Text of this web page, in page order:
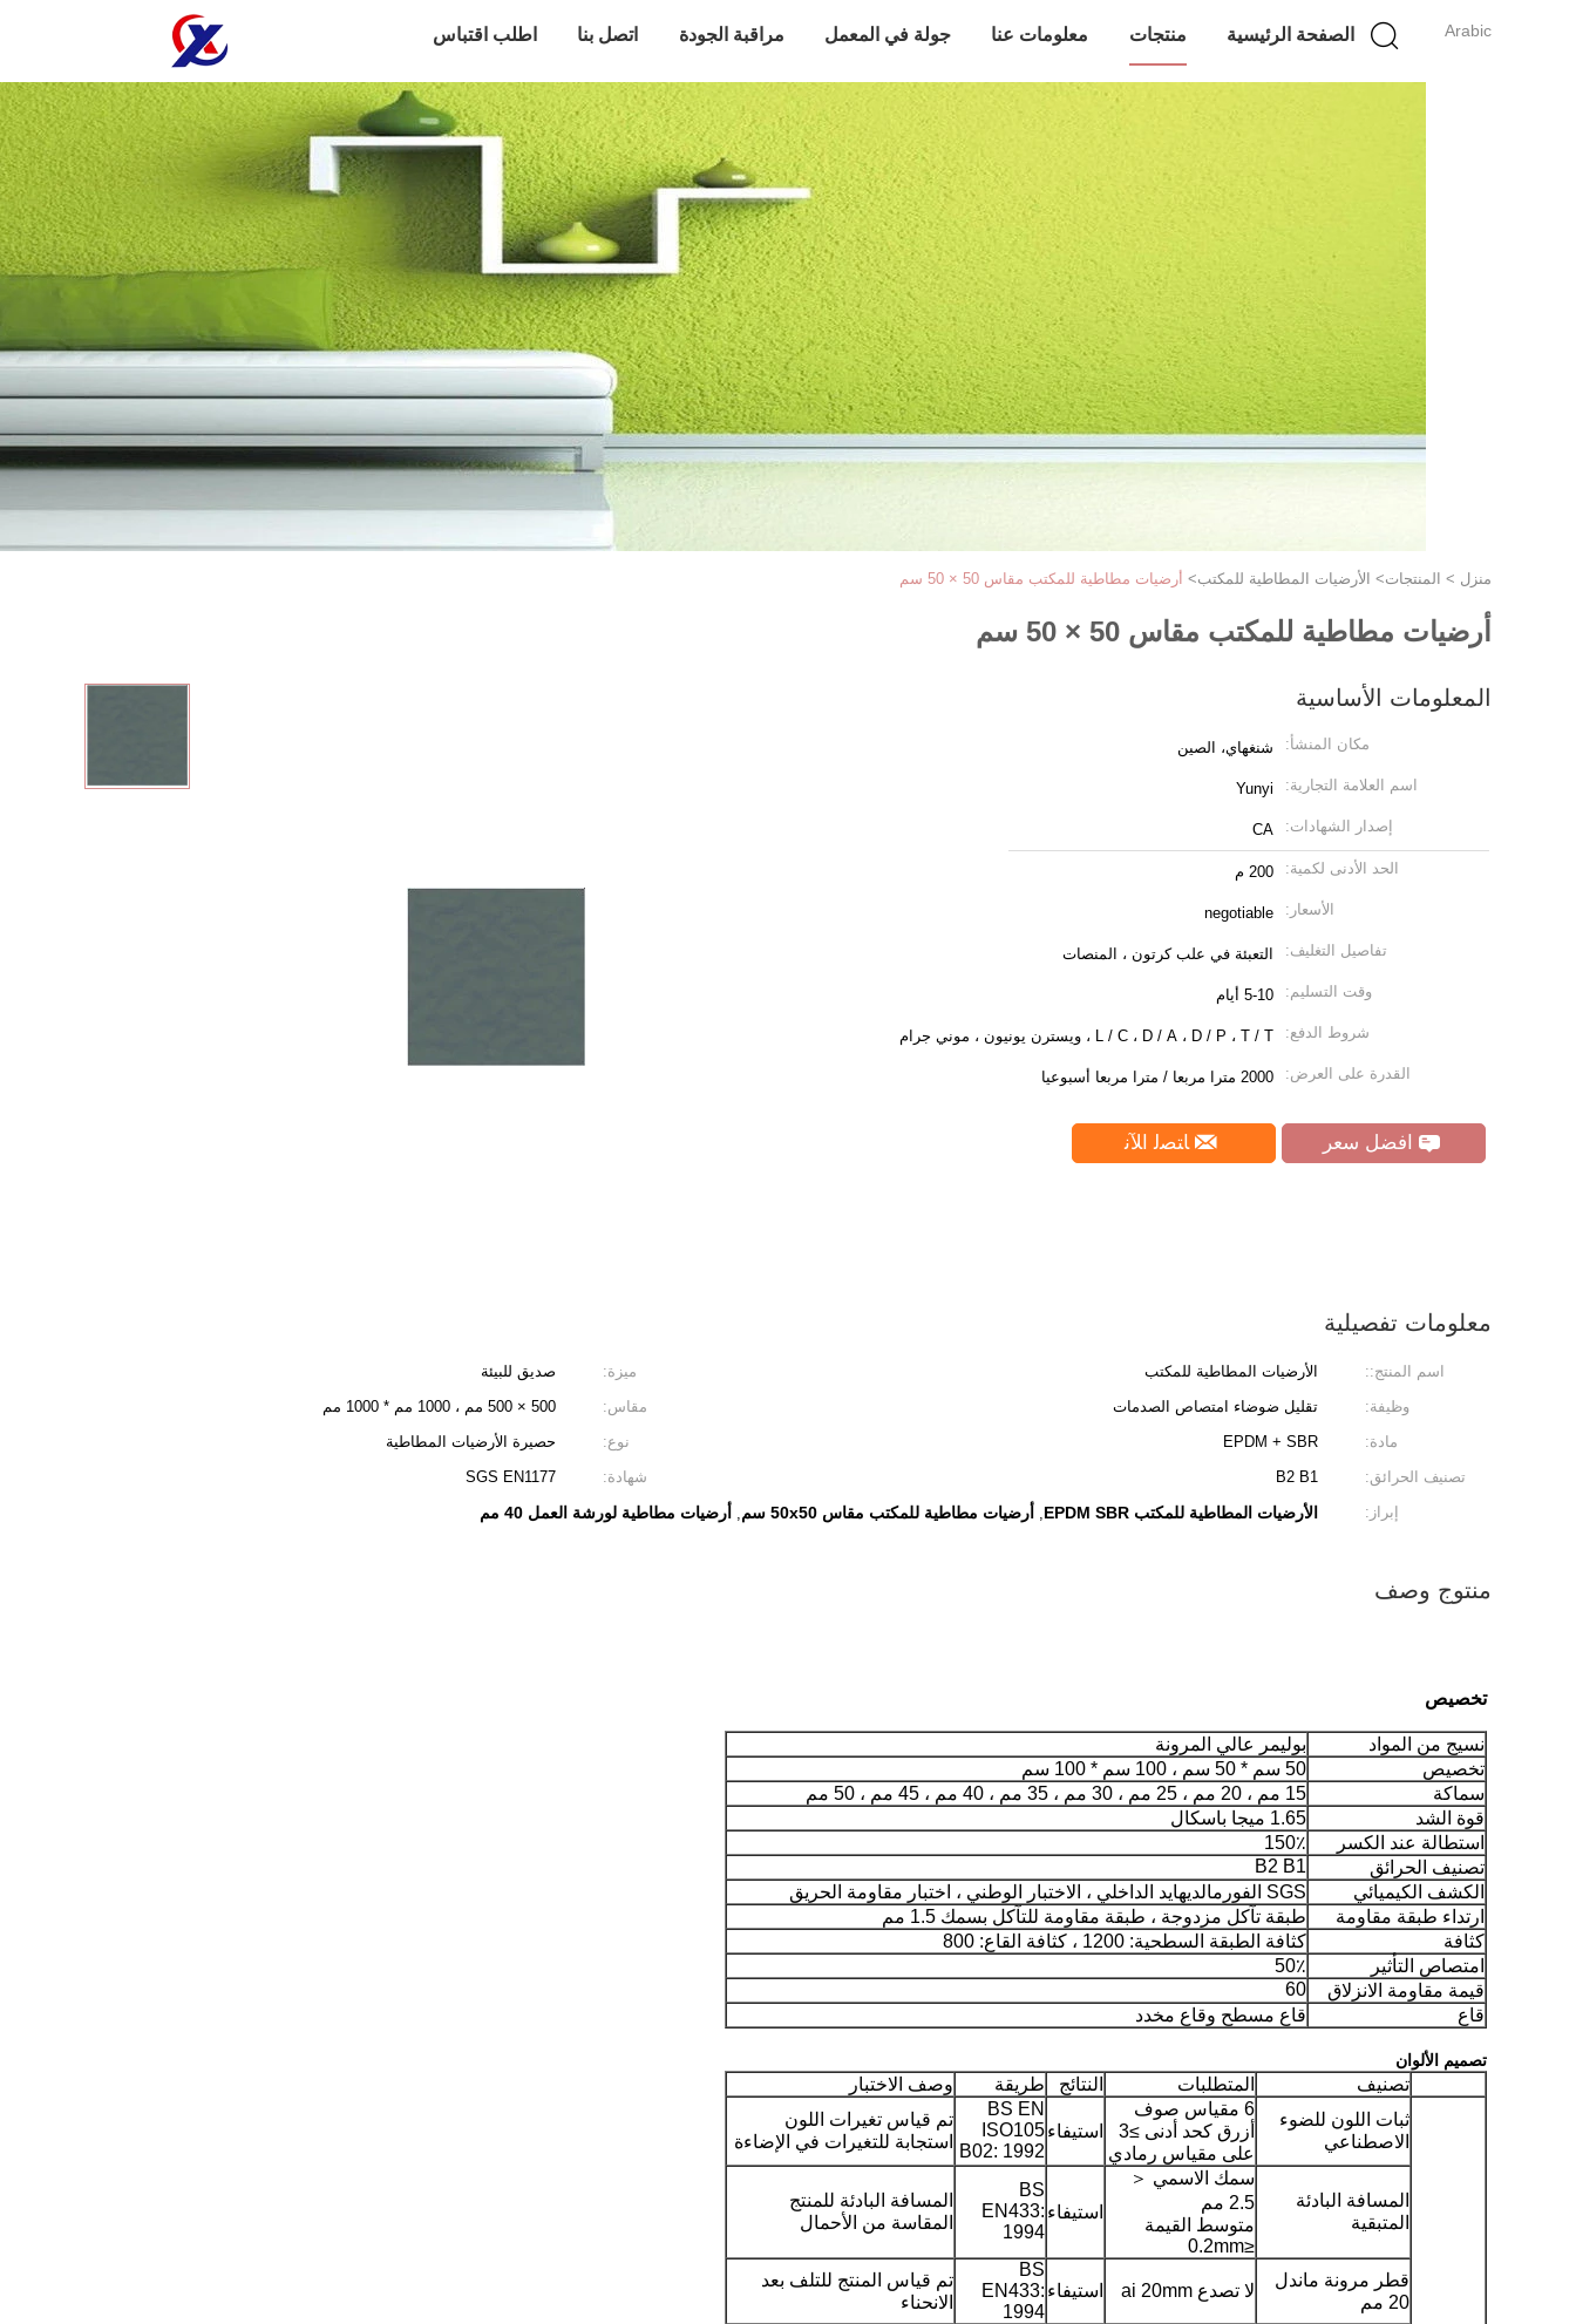
Arabic الصفحة الرئيسية منتجات معلومات عنا جولة في المعمل مراقبة الجودة اتصل بنا اطلب اقتباس
منزل > المنتجات> الأرضيات المطاطية للمكتب> أرضيات مطاطية للمكتب مقاس 50 × 50 سم
أرضيات مطاطية للمكتب مقاس 50 × 50 سم
المعلومات الأساسية
مكان المنشأ: شنغهاي، الصين
اسم العلامة التجارية: Yunyi
إصدار الشهادات: CA
الحد الأدنى لكمية: 200 م
الأسعار: negotiable
تفاصيل التغليف: التعبئة في علب كرتون ، المنصات
وقت التسليم: 5-10 أيام
شروط الدفع: L / C ، D / A ، D / P ، T / T ، ويسترن يونيون ، موني جرام
القدرة على العرض: 2000 مترا مربعا / مترا مربعا أسبوعيا
افضل سعر ﺎﺘﺼﻟ ﺍﻶﻧ
معلومات تفصيلية
اسم المنتج:: الأرضيات المطاطية للمكتب ميزة:
صديق للبيئة
وظيفة:
تقليل ضوضاء امتصاص الصدمات مقاس:
500 × 500 مم ، 1000 مم * 1000 مم
مادة:
EPDM + SBR نوع:
حصيرة الأرضيات المطاطية
تصنيف الحرائق:
B2 B1 شهادة:
SGS EN1177
إبراز:
الأرضيات المطاطية للمكتب EPDM SBR , أرضيات مطاطية للمكتب مقاس 50x50 سم , أرضيات مطاطية لورشة العمل 40 مم
منتوج وصف
تخصيص
نسيج من المواد
بوليمر عالي المرونة
تخصيص
50 سم * 50 سم ، 100 سم * 100 سم
سماكة
15 مم ، 20 مم ، 25 مم ، 30 مم ، 35 مم ، 40 مم ، 45 مم ، 50 مم
قوة الشد
1.65 ميجا باسكال
استطالة عند الكسر
150٪
تصنيف الحرائق
B2 B1
الكشف الكيميائي
SGS الفورمالديهايد الداخلي ، الاختبار الوطني ، اختبار مقاومة الحريق
ارتداء طبقة مقاومة
طبقة تآكل مزدوجة ، طبقة مقاومة للتآكل بسمك 1.5 مم
كثافة
كثافة الطبقة السطحية: 1200 ، كثافة القاع: 800
امتصاص التأثير
50٪
قيمة مقاومة الانزلاق
60
قاع
قاع مسطح وقاع مخدد
تصميم الألوان
تصنيف المتطلبات النتائج طريقة وصف الاختبار
ثبات اللون للضوء
الاصطناعي
6 مقياس صوف
أزرق كحد أدنى ≥3
على مقياس رمادي
استيفاء
BS EN
ISO105
B02: 1992
تم قياس تغيرات اللون
استجابة للتغيرات في الإضاءة
المسافة البادئة
المتبقية
سمك الاسمي ＜
2.5 مم
متوسط ​​القيمة
≤0.2mm
استيفاء
BS
EN433:
1994
المسافة البادئة للمنتج
المقاسة من الأحمال
قطر مرونة ماندل
20 مم
لا تصدع ai 20mm استيفاء
BS
EN433:
1994
تم قياس المنتج للتلف بعد
الانحناء